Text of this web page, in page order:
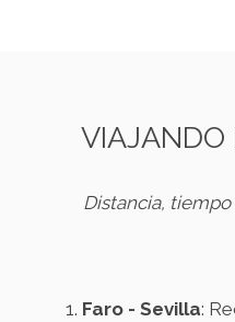
VIAJANDO
Distancia, tiempo
Faro - Sevilla: